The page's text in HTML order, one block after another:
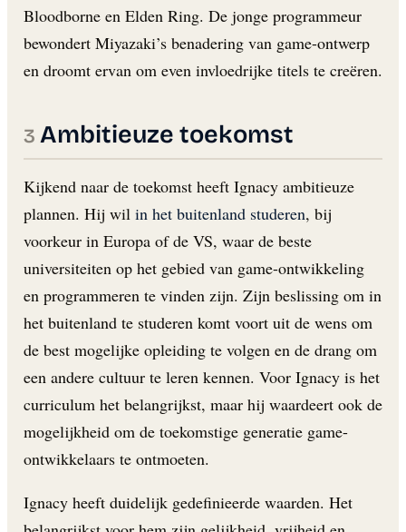
Bloodborne en Elden Ring. De jonge programmeur
bewondert Miyazaki’s benadering van game-ontwerp
en droomt ervan om even invloedrijke titels te creëren.
Ambitieuze toekomst
Kijkend naar de toekomst heeft Ignacy ambitieuze
plannen. Hij wil in het buitenland studeren, bij
voorkeur in Europa of de VS, waar de beste
universiteiten op het gebied van game-ontwikkeling
en programmeren te vinden zijn. Zijn beslissing om in
het buitenland te studeren komt voort uit de wens om
de best mogelijke opleiding te volgen en de drang om
een andere cultuur te leren kennen. Voor Ignacy is het
curriculum het belangrijkst, maar hij waardeert ook de
mogelijkheid om de toekomstige generatie game-
ontwikkelaars te ontmoeten.
Ignacy heeft duidelijk gedefinieerde waarden. Het